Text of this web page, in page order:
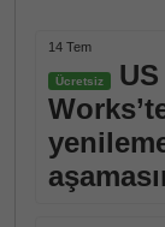
14 Tem
Ücretsiz